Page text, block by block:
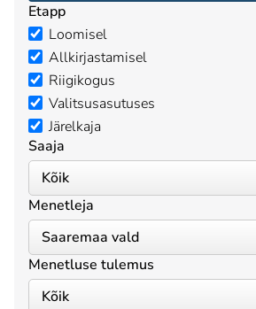
Etapp
Loomisel
Allkirjastamisel
Riigikogus
Valitsusasutuses
Järelkaja
Saaja
Menetleja
Menetluse tulemus